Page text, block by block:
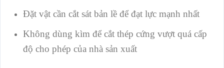
Đặt vật cần cắt sát bản lề để đạt lực mạnh nhất
Không dùng kìm để cắt thép cứng vượt quá cấp
độ cho phép của nhà sản xuất